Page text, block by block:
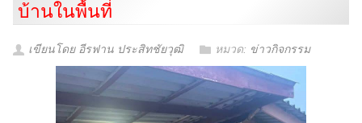
บ้านในพื้นที่
เขียนโดย อีรฟาน ประสิทชัยวุฒิ หมวด: ข่าวกิจกรรม